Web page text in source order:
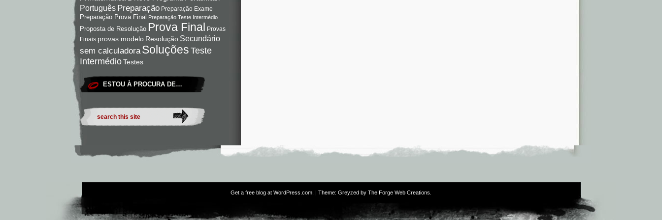
Português Preparação Preparação Exame
Preparação Prova Final Preparação Teste Intermédio
Proposta de Resolução Prova Final Provas
Finais provas modelo Resolução Secundário
sem calculadora Soluções Teste
IntermédioTestes
ESTOU À PROCURA DE…
Get a free blog at WordPress.com . | Theme: Greyzed by The Forge Web Creations